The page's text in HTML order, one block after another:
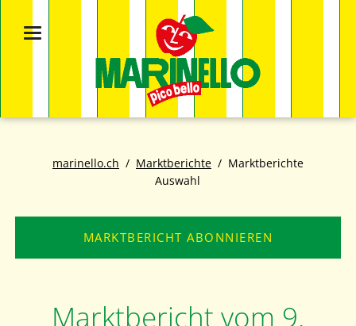
marinello.ch Marktberichte
Marktberichte
Auswahl
MARKTBERICHT ABONNIEREN
Marktbericht vom 9.